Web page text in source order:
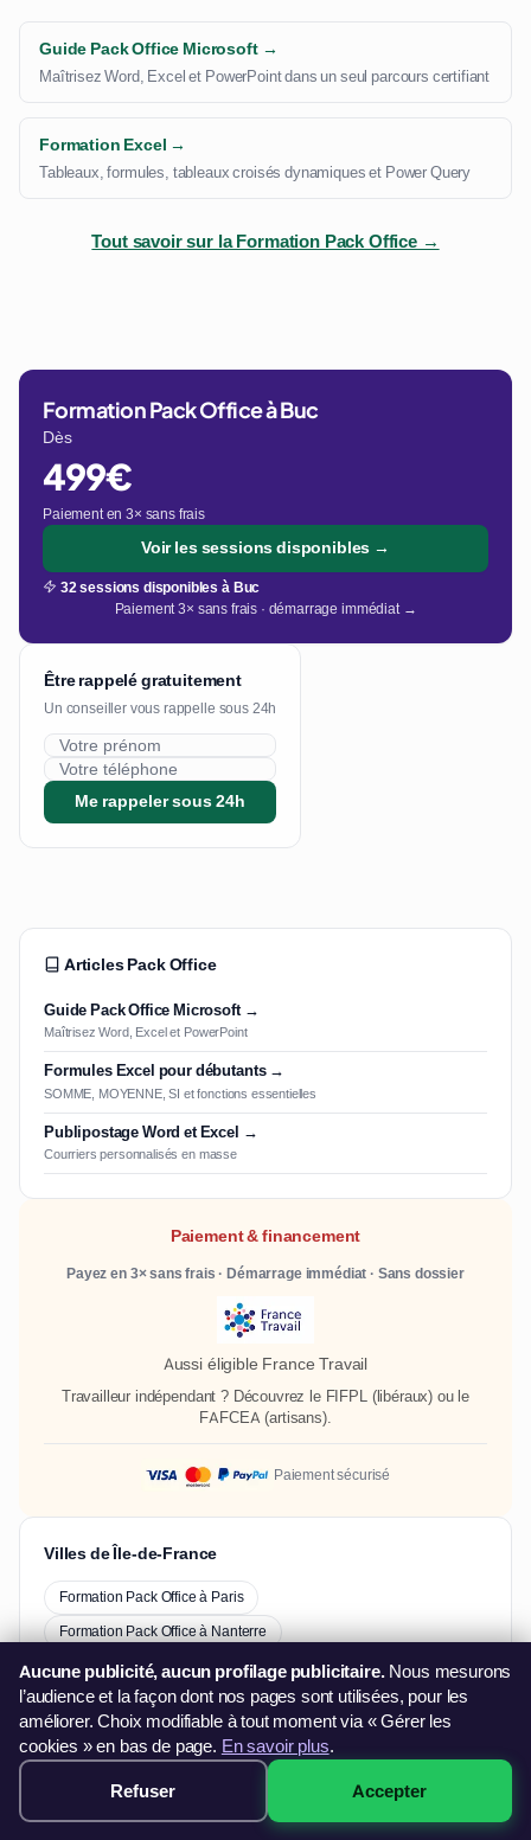
Guide Pack Office Microsoft →
Maîtrisez Word, Excel et PowerPoint dans un seul parcours certifiant
Formation Excel →
Tableaux, formules, tableaux croisés dynamiques et Power Query
Tout savoir sur la Formation Pack Office →
Formation Pack Office à Buc
Dès
499€
Paiement en 3× sans frais
Voir les sessions disponibles →
32 sessions disponibles à Buc
Paiement 3× sans frais · démarrage immédiat →
Être rappelé gratuitement
Un conseiller vous rappelle sous 24h
Me rappeler sous 24h
Articles Pack Office
Guide Pack Office Microsoft →
Maîtrisez Word, Excel et PowerPoint
Formules Excel pour débutants →
SOMME, MOYENNE, SI et fonctions essentielles
Publipostage Word et Excel →
Courriers personnalisés en masse
Paiement & financement
Payez en 3× sans frais · Démarrage immédiat · Sans dossier
Aussi éligible France Travail
Travailleur indépendant ? Découvrez le FIFPL(libéraux) ou le
FAFCEA (artisans).
Paiement sécurisé
Villes de Île-de-France
Formation Pack Office à Paris
Formation Pack Office à Nanterre
Formation Pack Office à Créteil
Formation Pack Office à Aubervilliers
Formation Pack Office à Saint-Maur-Des-Fossés
Formation Pack Office à Noisy-Le-Grand
499€ · Voir les sessions →
Aucune publicité, aucun profilage publicitaire.Nous mesurons
l’audience et la façon dont nos pages sont utilisées, pour les
améliorer. Choix modifiable à tout moment via « Gérer les
cookies » en bas de page. En savoir plus.
Refuser Accepter